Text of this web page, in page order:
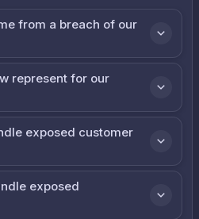
from a breach of our
represent for our
exposed customer
exposed